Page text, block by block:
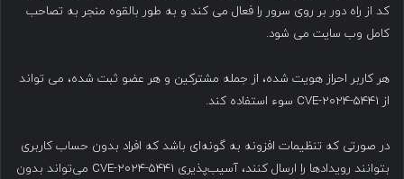
کد از راه دور بر روی سرور را فعال می کند و به طور بالقوه منجر به تصاحب
کامل وب سایت می شود.
هر کاربر احراز هویت شده، از جمله مشترکین و هر عضو ثبت شده، می تواند
از CVE-2024-5441 سوء استفاده کند.
در صورتی که تنظیمات افزونه به گونه‌ای باشد که افراد بدون حساب کاربری
بتوانند رویدادها را ارسال کنند، آسیب‌پذیری CVE-2024-5441 می‌تواند بدون